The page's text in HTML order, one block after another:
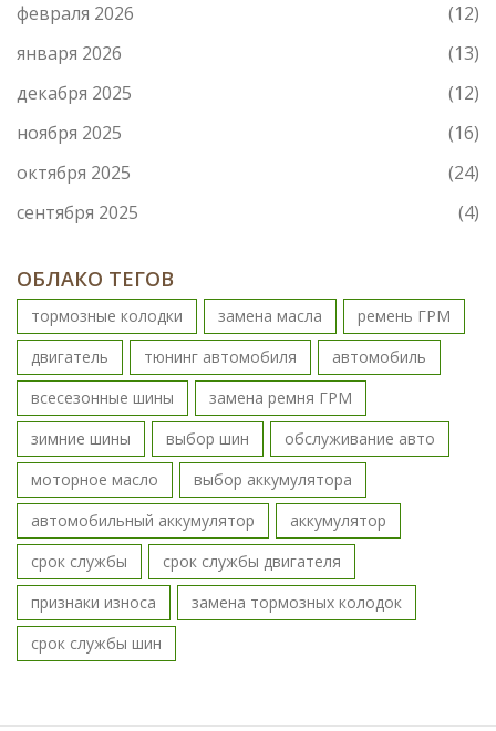
февраля 2026
(12)
января 2026
(13)
декабря 2025
(12)
ноября 2025
(16)
октября 2025
(24)
сентября 2025
(4)
ОБЛАКО ТЕГОВ
тормозные колодки замена масла
ремень ГРМ
двигатель
тюнинг автомобиля
автомобиль
всесезонные шины
замена ремня ГРМ
зимние шины
выбор шин
обслуживание авто
моторное масло
выбор аккумулятора
автомобильный аккумулятор
аккумулятор
срок службы
срок службы двигателя
признаки износа
замена тормозных колодок
срок службы шин